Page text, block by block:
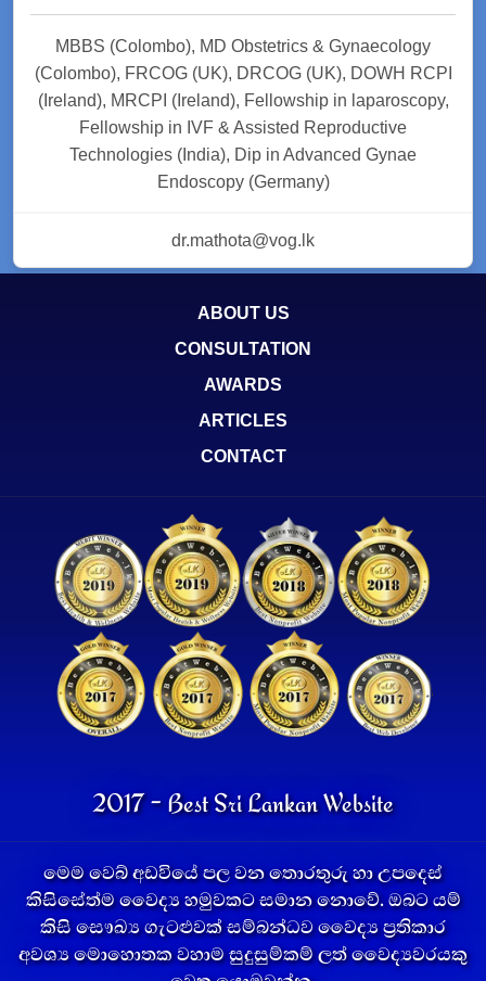
MBBS (Colombo), MD Obstetrics & Gynaecology
(Colombo), FRCOG (UK), DRCOG (UK), DOWH RCPI
(Ireland), MRCPI (Ireland), Fellowship in laparoscopy,
Fellowship in IVF & Assisted Reproductive
Technologies (India), Dip in Advanced Gynae
Endoscopy (Germany)
dr.mathota@vog.lk
ABOUT US
CONSULTATION
AWARDS
ARTICLES
CONTACT
2017 - Best Sri Lankan Website
මෙම වෙබ් අඩවියේ පල වන තොරතුරු හා උපදෙස්
කිසිසේත්ම වෛද්‍ය හමුවකට සමාන නොවේ. ඔබට යම්
කිසි සෞඛ්‍ය ගැටළුවක් සම්බන්ධව වෛද්‍ය ප්‍රතිකාර
අවශ්‍ය මොහොතක වහාම සුදුසුම්කම් ලත් වෛද්‍යවරයකු